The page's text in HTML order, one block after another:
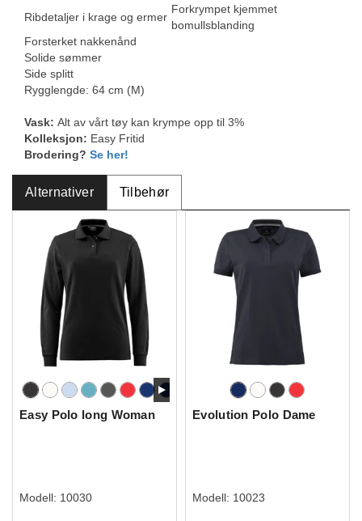
Ribdetaljer i krage og ermer
Forkrympet kjemmet
bomullsblanding
Forsterket nakkenånd
Solide sømmer
Side splitt
Rygglengde: 64 cm (M)
Vask: Alt av vårt tøy kan krympe opp til 3%
Kolleksjon: Easy Fritid
Brodering? Se her!
Alternativer Tilbehør
Easy Polo long Woman
Modell: 10030
Evolution Polo Dame
Modell: 10023